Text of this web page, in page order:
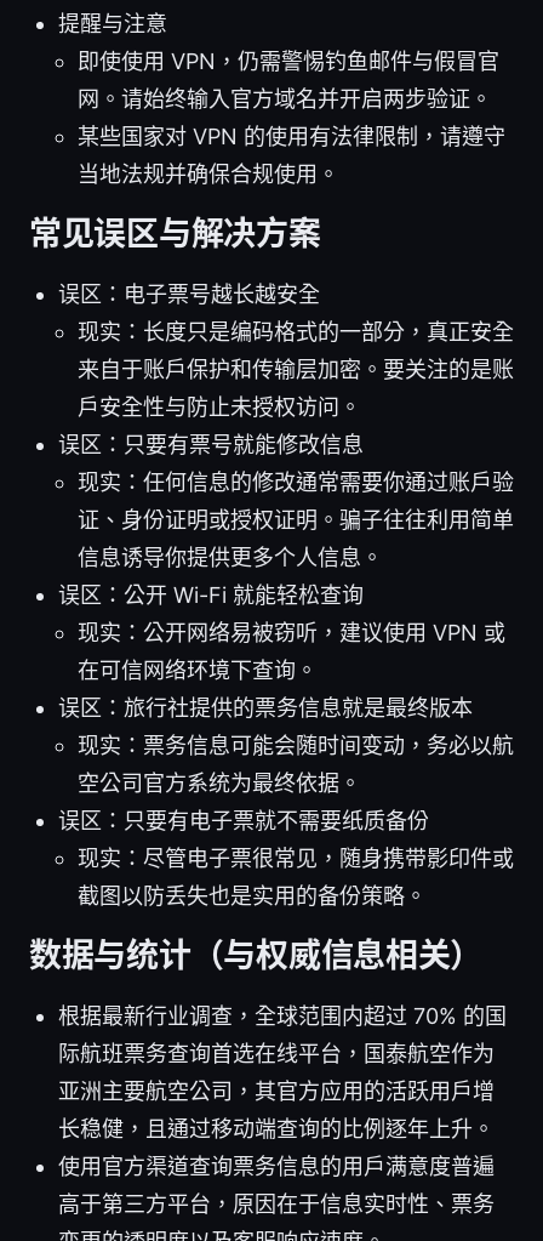
提醒与注意
即使使用 VPN，仍需警惕钓鱼邮件与假冒官
网。请始终输入官方域名并开启两步验证。
某些国家对 VPN 的使用有法律限制，请遵守
当地法规并确保合规使用。
常见误区与解决方案
误区：电子票号越长越安全
现实：长度只是编码格式的一部分，真正安全
来自于账户保护和传输层加密。要关注的是账
户安全性与防止未授权访问。
误区：只要有票号就能修改信息
现实：任何信息的修改通常需要你通过账户验
证、身份证明或授权证明。骗子往往利用简单
信息诱导你提供更多个人信息。
误区：公开 Wi-Fi 就能轻松查询
现实：公开网络易被窃听，建议使用 VPN 或
在可信网络环境下查询。
误区：旅行社提供的票务信息就是最终版本
现实：票务信息可能会随时间变动，务必以航
空公司官方系统为最终依据。
误区：只要有电子票就不需要纸质备份
现实：尽管电子票很常见，随身携带影印件或
截图以防丢失也是实用的备份策略。
数据与统计（与权威信息相关）
根据最新行业调查，全球范围内超过 70% 的国
际航班票务查询首选在线平台，国泰航空作为
亚洲主要航空公司，其官方应用的活跃用户增
长稳健，且通过移动端查询的比例逐年上升。
使用官方渠道查询票务信息的用户满意度普遍
高于第三方平台，原因在于信息实时性、票务